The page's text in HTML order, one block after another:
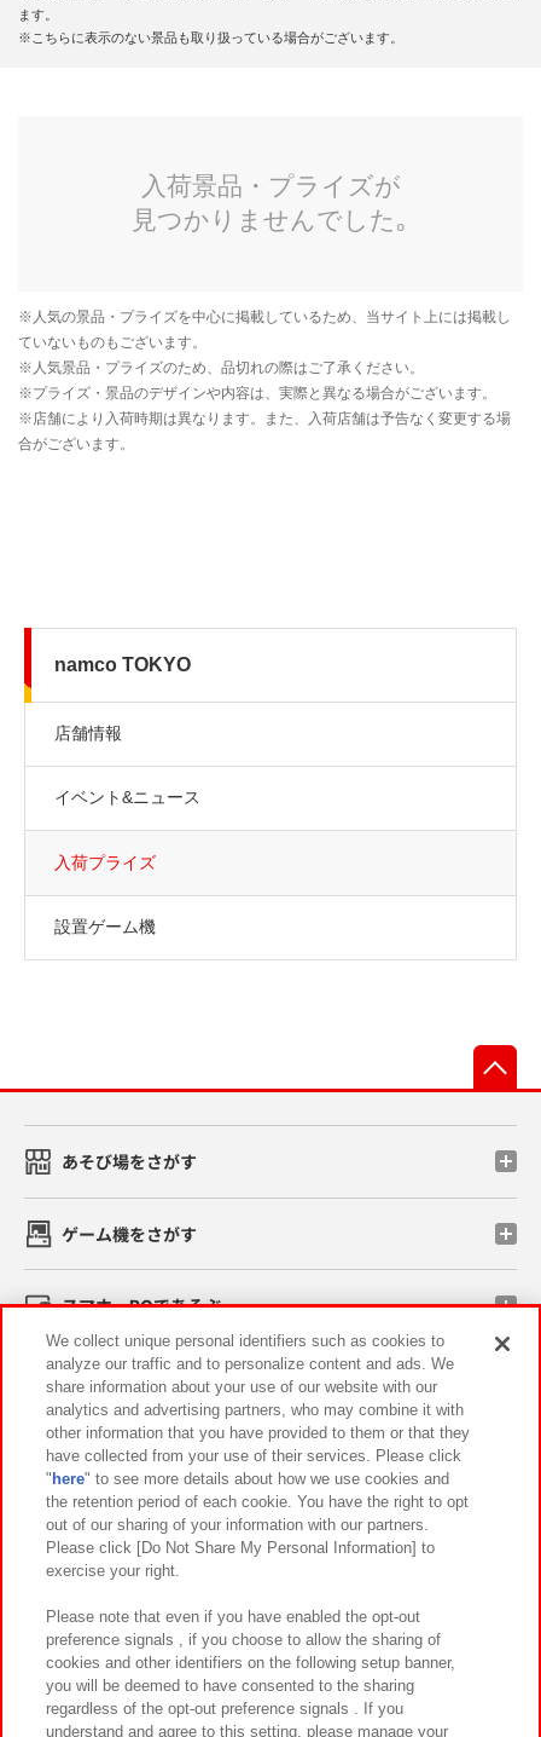
ます。
※こちらに表示のない景品も取り扱っている場合がございます。
namco TOKYO
店舗情報
イベント&ニュース
入荷プライズ
設置ゲーム機
あそび場をさがす
ゲーム機をさがす
スマホ・PCであそぶ
イベント・キャンペーン
関連会社 サステナビリティ サイトポリシー
プライバシーポリシー ウェブアクセシビリティ方針と検証結果
お取引先さまとともに
カスタマーハラスメント対応方針 よくあるご質問・お問い合わせ
We collect unique personal identifiers such as cookies to
analyze our traffic and to personalize content and ads. We
share information about your use of our website with our
analytics and advertising partners, who may combine it with
other information that you have provided to them or that they
have collected from your use of their services. Please click
" here" to see more details about how we use cookies and
the retention period of each cookie. You have the right to opt
out of our sharing of your information with our partners.
Please click [Do Not Share My Personal Information] to
exercise your right.
Please note that even if you have enabled the opt-out
preference signals , if you choose to allow the sharing of
cookies and other identifiers on the following setup banner,
you will be deemed to have consented to the sharing
regardless of the opt-out preference signals . If you
understand and agree to this setting, please manage your